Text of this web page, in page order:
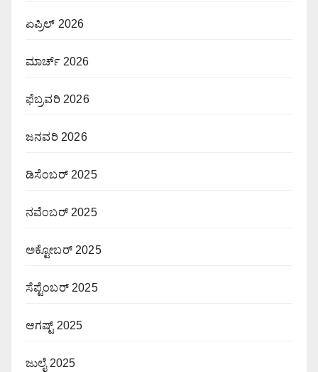
ಏಪ್ರಿಲ್ 2026
ಮಾರ್ಚ್ 2026
ಫೆಬ್ರವರಿ 2026
ಜನವರಿ 2026
ಡಿಸೆಂಬರ್ 2025
ನವೆಂಬರ್ 2025
ಅಕ್ಟೋಬರ್ 2025
ಸೆಪ್ಟೆಂಬರ್ 2025
ಆಗಷ್ಟ್ 2025
ಜುಲೈ 2025